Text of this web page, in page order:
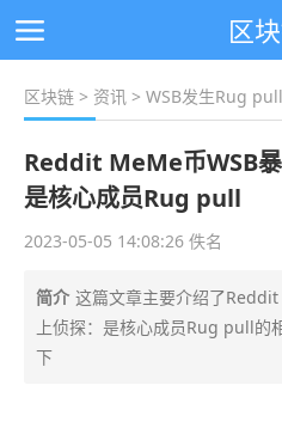
区
区块链 > 资讯 > WSB发生Rug
Reddit MeMe币WSB暴
是核心成员Rug pull
2023-05-05 14:08:26 佚名
简介 这篇文章主要介绍了
上侦探：是核心成员Rug pull的
下